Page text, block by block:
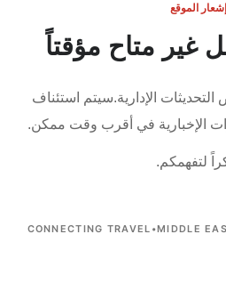
إشعار الموقع
غير متاح مؤقتاً
الإدارية.سيتم استئناف
الإخبارية في أقرب وقت ممكن.
لتفهمكم.
CONNECTING TRAVEL •MIDDLE